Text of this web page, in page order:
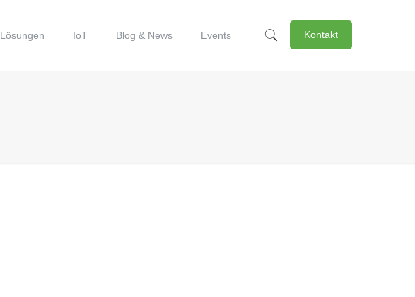
Lösungen IoT Blog & News Events Kontakt